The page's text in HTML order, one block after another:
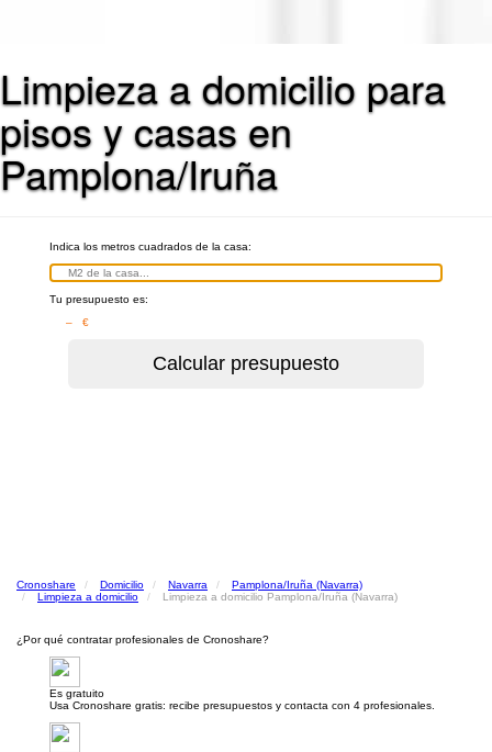
Limpieza a domicilio para
pisos y casas en
Pamplona/Iruña
Indica los metros cuadrados de la casa:
Tu presupuesto es:
– €
Cronoshare Domicilio Navarra
Pamplona/Iruña (Navarra)
Limpieza a domicilio
Limpieza a domicilio Pamplona/Iruña (Navarra)
¿Por qué contratar profesionales de Cronoshare?
Es gratuito
Usa Cronoshare gratis: recibe presupuestos y contacta con 4 profesionales.